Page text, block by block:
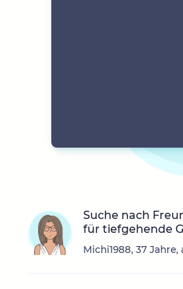
Suche nach
für tiefgehende
Michi1988, 37 Jahre,